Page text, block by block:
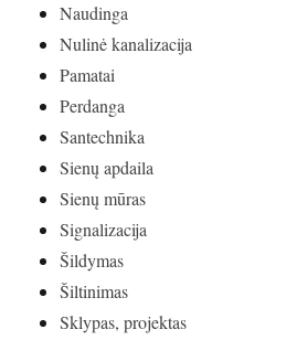
Naudinga
Nulinė kanalizacija
Pamatai
Perdanga
Santechnika
Sienų apdaila
Sienų mūras
Signalizacija
Šildymas
Šiltinimas
Sklypas, projektas